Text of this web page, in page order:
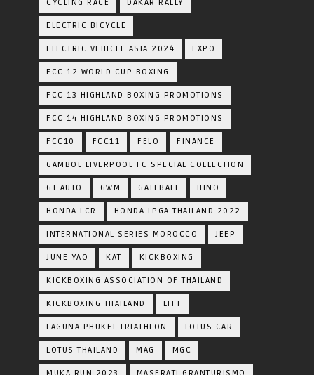
CYCLING RACE DAKAR RALLY
ELECTRIC BICYCLE
ELECTRIC VEHICLE ASIA 2024 EXPO
FCC 12 WORLD CUP BOXING
FCC 13 HIGHLAND BOXING PROMOTIONS
FCC 14 HIGHLAND BOXING PROMOTIONS
FCC10 FCC11 FELO FINANCE
GAMBOL LIVERPOOL FC SPECIAL COLLECTION
GT AUTO GWM GATEBALL HINO
HONDA LCR HONDA LPGA THAILAND 2022
INTERNATIONAL SERIES MOROCCO JEEP
JUNE YAO KAT KICKBOXING
KICKBOXING ASSOCIATION OF THAILAND
KICKBOXING THAILAND LTFT
LAGUNA PHUKET TRIATHLON LOTUS CAR
LOTUS THAILAND MAG MGC